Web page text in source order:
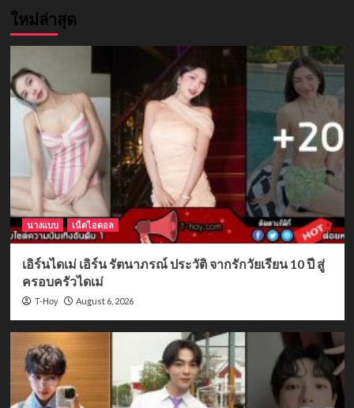
ใหม่ล่าสุด
นางแบบ เน็ตไอดอล
เอิร์นไดเม่ เอิร์น รัตนาภรณ์ ประวัติ จากรักวัยเรียน 10 ปี สู่
ครอบครัวไดเม่
T-Hoy August 6, 2026